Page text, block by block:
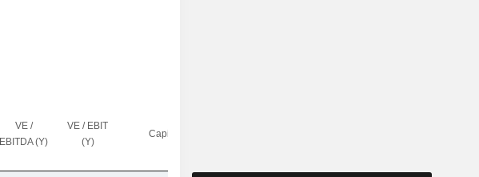
VE /
EBITDA (Y)
VE / EBIT
(Y)
Capi.($)